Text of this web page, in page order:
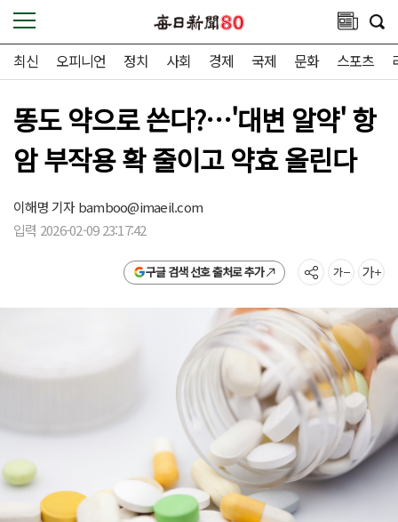
최신 오피니언 정치 사회 경제 국제 문화 스포츠
똥도 약으로 쓴다?…'대변 알약' 항
암 부작용 확 줄이고 약효 올린다
이해명 기자bamboo@imaeil.com
입력 2026-02-09 23:17:42
구글 검색 선호 출처로 추가